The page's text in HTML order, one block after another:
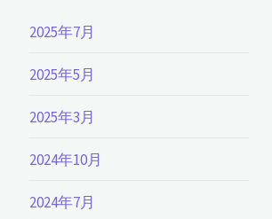
2025年7月
2025年5月
2025年3月
2024年10月
2024年7月